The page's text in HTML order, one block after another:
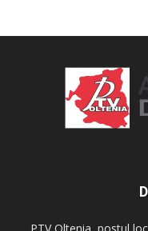
PTV Oltenia, postul